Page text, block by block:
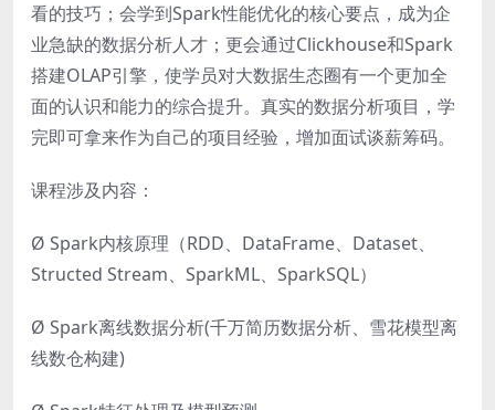
看的技巧；会学到Spark性能优化的核心要点，成为企
业急缺的数据分析人才；更会通过Clickhouse和Spark
搭建OLAP引擎，使学员对大数据生态圈有一个更加全
面的认识和能力的综合提升。真实的数据分析项目，学
完即可拿来作为自己的项目经验，增加面试谈薪筹码。
课程涉及内容：
Ø Spark内核原理（RDD、DataFrame、Dataset、
Structed Stream、SparkML、SparkSQL）
Ø Spark离线数据分析(千万简历数据分析、雪花模型离
线数仓构建)